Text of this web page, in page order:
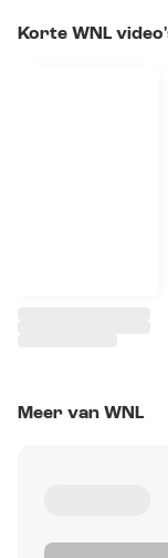
Korte WNL
Meer van WNL